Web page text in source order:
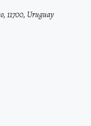
11700, Uruguay